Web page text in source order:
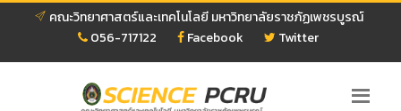
คณะวิทยาศาสตร์และเทคโนโลยี มหาวิทยาลัยราชภัฏเพชรบูรณ์
056-717122
Facebook Twitter